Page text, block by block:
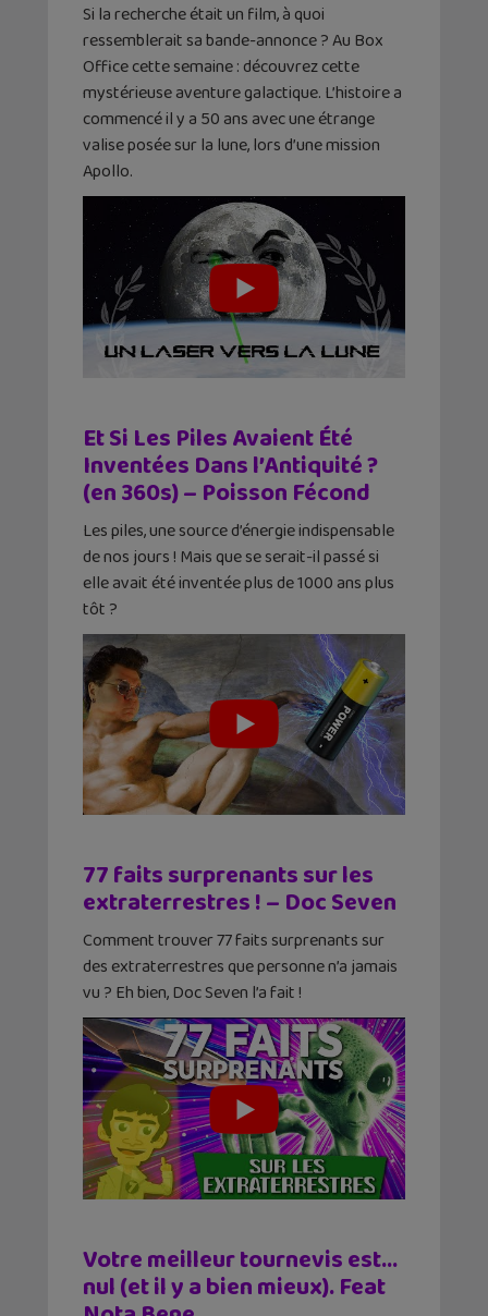
Si la recherche était un film, à quoi
ressemblerait sa bande-annonce ? Au Box
Office cette semaine : découvrez cette
mystérieuse aventure galactique. L’histoire a
commencé il y a 50 ans avec une étrange
valise posée sur la lune, lors d’une mission
Apollo.
Et Si Les Piles Avaient Été
Inventées Dans l’Antiquité ?
(en 360s) – Poisson Fécond
Les piles, une source d’énergie indispensable
de nos jours ! Mais que se serait-il passé si
elle avait été inventée plus de 1000 ans plus
tôt ?
77 faits surprenants sur les
extraterrestres ! – Doc Seven
Comment trouver 77 faits surprenants sur
des extraterrestres que personne n’a jamais
vu ? Eh bien, Doc Seven l’a fait !
Votre meilleur tournevis est…
nul (et il y a bien mieux). Feat